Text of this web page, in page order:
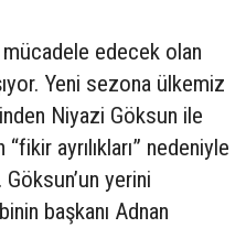
edecek olan
Yeni sezona ülkemiz
Niyazi Göksun ile
ayrılıkları” nedeniyle
yerini
başkanı Adnan